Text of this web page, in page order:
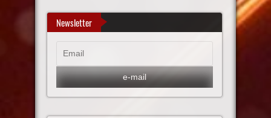
Newsletter